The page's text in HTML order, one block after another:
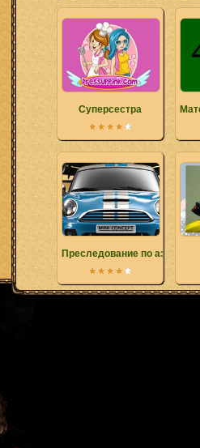
Суперсестра
Преследование по